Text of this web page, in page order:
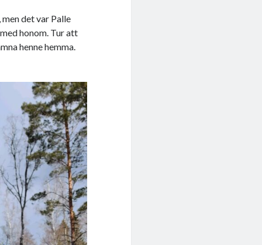
det var Palle
honom. Tur att
henne hemma.